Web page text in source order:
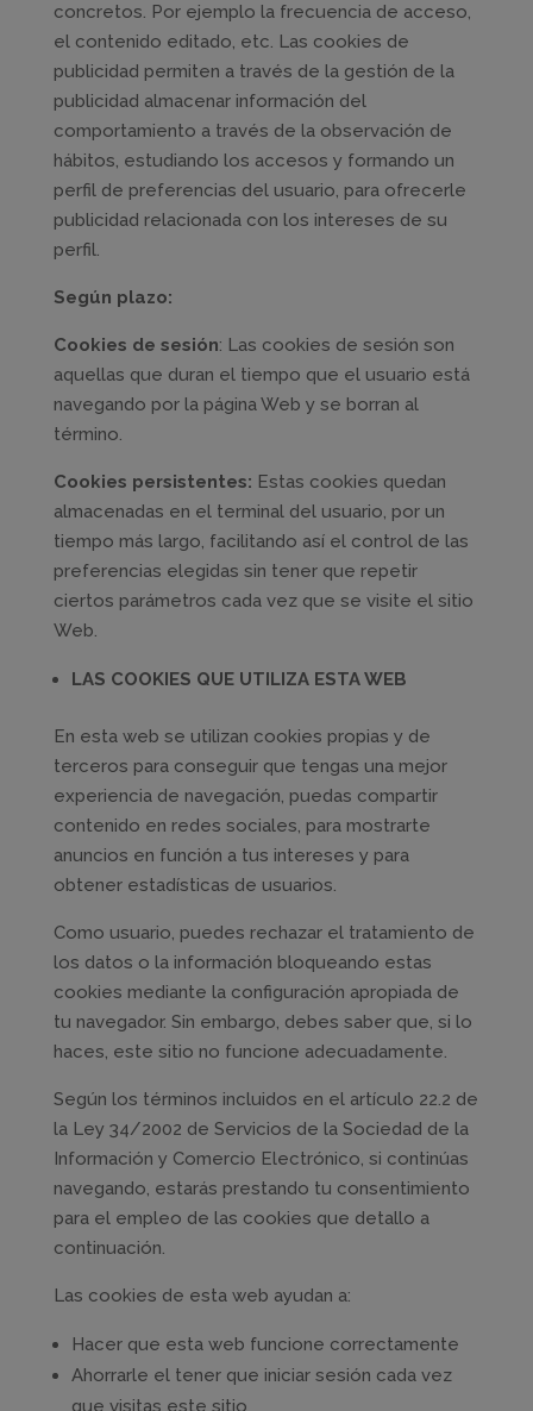
concretos. Por ejemplo la frecuencia de acceso,
el contenido editado, etc. Las cookies de
publicidad permiten a través de la gestión de la
publicidad almacenar información del
comportamiento a través de la observación de
hábitos, estudiando los accesos y formando un
perfil de preferencias del usuario, para ofrecerle
publicidad relacionada con los intereses de su
perfil.
Según plazo:
Cookies de sesión: Las cookies de sesión son
aquellas que duran el tiempo que el usuario está
navegando por la página Web y se borran al
término.
Cookies persistentes: Estas cookies quedan
almacenadas en el terminal del usuario, por un
tiempo más largo, facilitando así el control de las
preferencias elegidas sin tener que repetir
ciertos parámetros cada vez que se visite el sitio
Web.
LAS COOKIES QUE UTILIZA ESTA WEB
En esta web se utilizan cookies propias y de
terceros para conseguir que tengas una mejor
experiencia de navegación, puedas compartir
contenido en redes sociales, para mostrarte
anuncios en función a tus intereses y para
obtener estadísticas de usuarios.
Como usuario, puedes rechazar el tratamiento de
los datos o la información bloqueando estas
cookies mediante la configuración apropiada de
tu navegador. Sin embargo, debes saber que, si lo
haces, este sitio no funcione adecuadamente.
Según los términos incluidos en el artículo 22.2 de
la Ley 34/2002 de Servicios de la Sociedad de la
Información y Comercio Electrónico, si continúas
navegando, estarás prestando tu consentimiento
para el empleo de las cookies que detallo a
continuación.
Las cookies de esta web ayudan a:
Hacer que esta web funcione correctamente
Ahorrarle el tener que iniciar sesión cada vez
que visitas este sitio